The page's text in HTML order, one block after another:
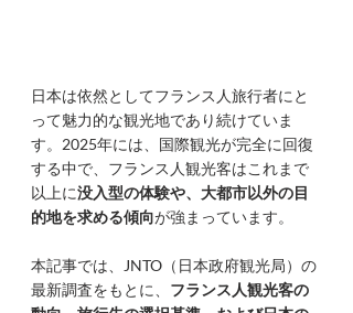
日本は依然としてフランス人旅行者にと
って魅力的な観光地であり続けていま
す。2025年には、国際観光が完全に回復
する中で、フランス人観光客はこれまで
以上に没入型の体験や、大都市以外の目
的地を求める傾向が強まっています。
本記事では、JNTO（日本政府観光局）の
最新調査をもとに、 フランス人観光客の